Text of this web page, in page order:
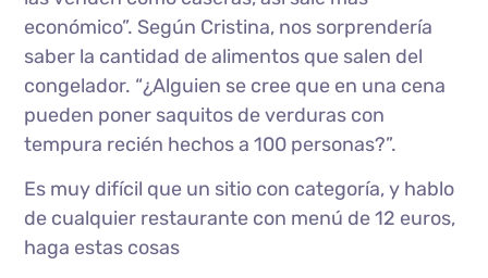
económico”. Según Cristina, nos sorprendería
saber la cantidad de alimentos que salen del
congelador. “¿Alguien se cree que en una cena
pueden poner saquitos de verduras con
tempura recién hechos a 100 personas?”.
Es muy difícil que un sitio con categoría, y hablo
de cualquier restaurante con menú de 12 euros,
haga estas cosas